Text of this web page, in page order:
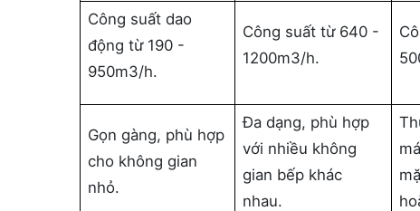
Công suất dao
động từ 190 -
950m3/h.
Công suất từ 640 -
1200m3/h.
Gọn gàng, phù hợp
cho không gian
nhỏ.
Đa dạng, phù hợp
với nhiều không
gian bếp khác
nhau.